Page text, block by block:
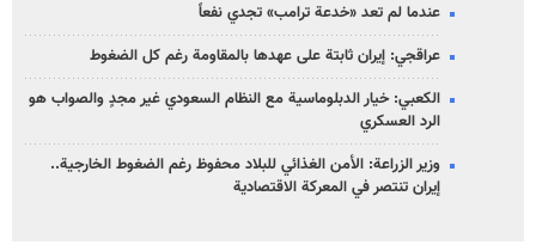
عندما لم تعد «خدعة ترامب» تجدي نفعاً
عراقجي: إيران ثابتة على عهدها بالمقاومة رغم كل الضغوط
الكعبي: خيار الدبلوماسية مع النظام السعودي غير مجدٍ والصواب هو
الرد العسكري
وزير الزراعة: الأمن الغذائي للبلاد محفوظ رغم الضغوط الخارجية..
إيران تنتصر في المعركة الاقتصادية